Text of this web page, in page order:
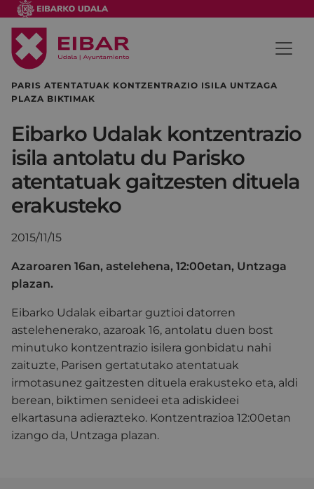
PARIS ATENTATUAK KONTZENTRAZIO ISILA UNTZAGA
PLAZA BIKTIMAK
Eibarko Udalak kontzentrazio
isila antolatu du Parisko
atentatuak gaitzesten dituela
erakusteko
2015/11/15
Azaroaren 16an, astelehena, 12:00etan, Untzaga
plazan.
Eibarko Udalak eibartar guztioi datorren
astelehenerako, azaroak 16, antolatu duen bost
minutuko kontzentrazio isilera gonbidatu nahi
zaituzte, Parisen gertatutako atentatuak
irmotasunez gaitzesten dituela erakusteko eta, aldi
berean, biktimen senideei eta adiskideei
elkartasuna adierazteko. Kontzentrazioa 12:00etan
izango da, Untzaga plazan.